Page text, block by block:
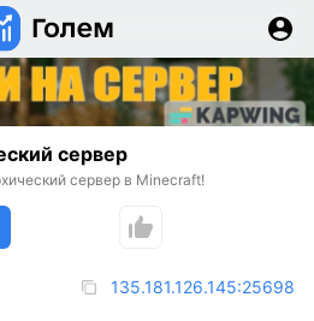
сервер
сервер в Minecraft!
135.181.126.145:25698